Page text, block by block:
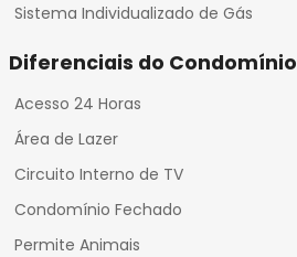
Sistema Individualizado de Gás
Diferenciais do Condomínio
Acesso 24 Horas
Área de Lazer
Circuito Interno de TV
Condomínio Fechado
Permite Animais